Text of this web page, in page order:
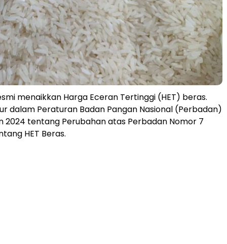
menaikkan Harga Eceran Tertinggi (HET) beras.
dalam Peraturan Badan Pangan Nasional (Perbadan)
2024 tentang Perubahan atas Perbadan Nomor 7
HET Beras.